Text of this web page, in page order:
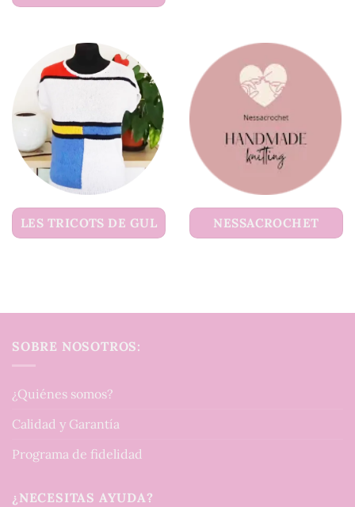
LES TRICOTS DE GUL NESSACROCHET
SOBRE NOSOTROS:
¿Quiénes somos?
Calidad y Garantía
Programa de fidelidad
¿NECESITAS AYUDA?